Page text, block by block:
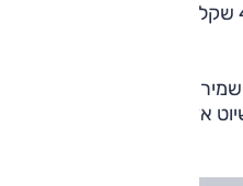
מחיר E-טנס 360 הוא 430,000 שקלים, ולגרסה זו פריטי עיצוב
מרחק ובלימה
אדפטיבית, התרעות שטח